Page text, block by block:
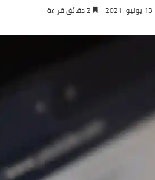
13 يونيو، 2021